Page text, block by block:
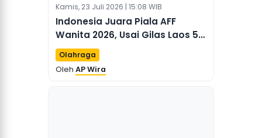
Kamis, 23 Juli 2026 | 15:08 WIB
Indonesia Juara Piala AFF
Wanita 2026, Usai Gilas Laos 5-
0
Olahraga
Oleh AP Wira